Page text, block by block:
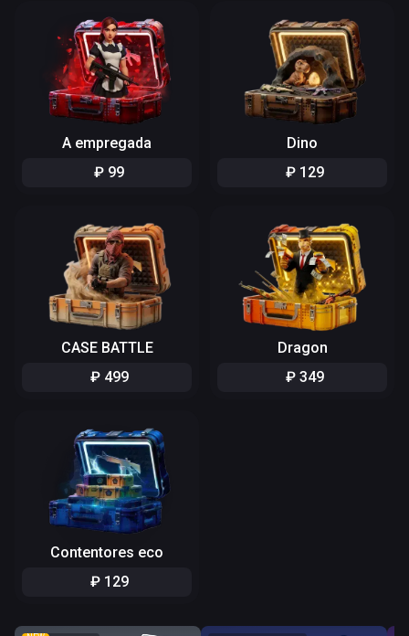
A empregada
₽ 99
Dino
₽ 129
CASE BATTLE
₽ 499
Dragon
₽ 349
Contentores eco
₽ 129